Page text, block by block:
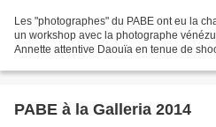
Les "photographes" du PABE ont eu la
un workshop avec la photographe
Annette attentive Daouïa en tenue de
PABE à la Galleria 2014